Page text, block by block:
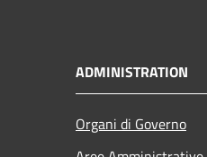
ADMINISTRATION
Organi di Governo